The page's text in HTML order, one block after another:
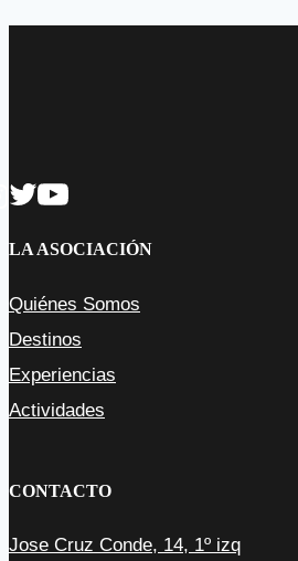
LA ASOCIACIÓN
Quiénes Somos
Destinos
Experiencias
Actividades
CONTACTO
Jose Cruz Conde, 14, 1º izq